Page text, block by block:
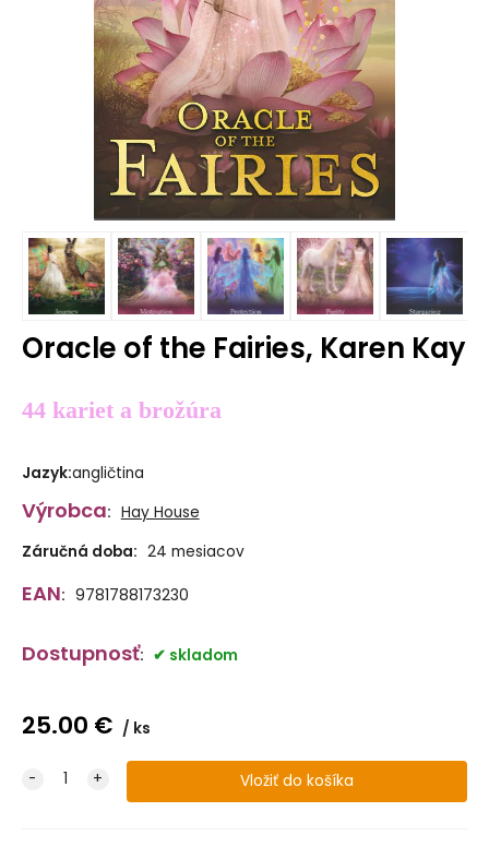
Oracle of the Fairies, Karen Kay
44 kariet a brožúra
Jazyk:angličtina
Výrobca: Hay House
Záručná doba: 24 mesiacov
EAN: 9781788173230
Dostupnosť: skladom
25.00 € ks